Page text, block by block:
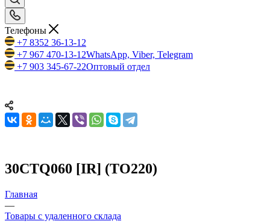
Телефоны
+7 8352 36-13-12
+7 967 470-13-12WhatsApp, Viber, Telegram
+7 903 345-67-22Оптовый отдел
30CTQ060 [IR] (TO220)
Главная
—
Товары с удаленного склада